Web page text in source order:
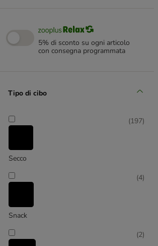
Purizon
Simpsons Premium
Wolf of Wilderness
Advance Veterinary Diets
Alpha Spirit
Arquivet
Beneful
5% di sconto su ogni articolo
con consegna programmata
Tipo di cibo
Secco
(197)
Snack
(4)
(2)